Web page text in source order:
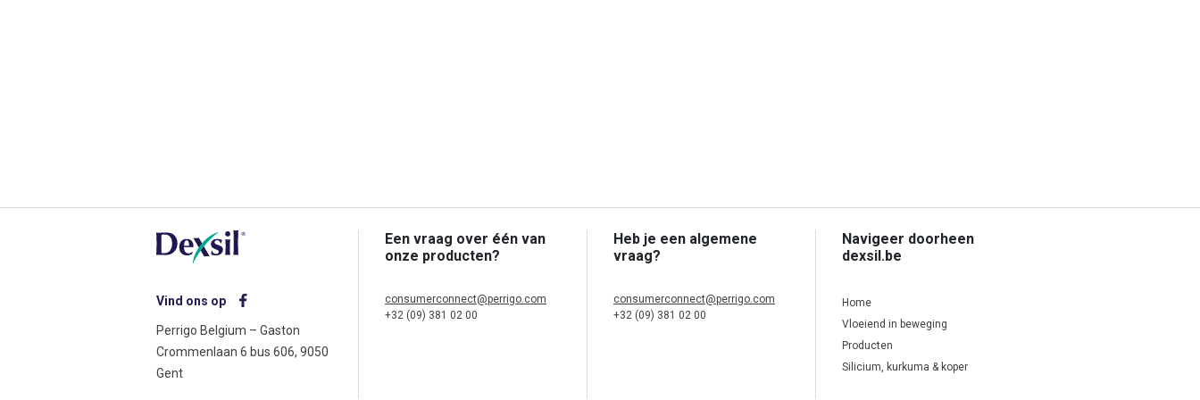
Vind ons op
Perrigo Belgium – Gaston
Crommenlaan 6 bus 606, 9050
Gent
Een vraag over één van
onze producten?
consumerconnect@perrigo.com
+32 (09) 381 02 00
Heb je een algemene
vraag?
consumerconnect@perrigo.com
+32 (09) 381 02 00
Navigeer doorheen
dexsil.be
Home
Vloeiend in beweging
Producten
Silicium, kurkuma & koper